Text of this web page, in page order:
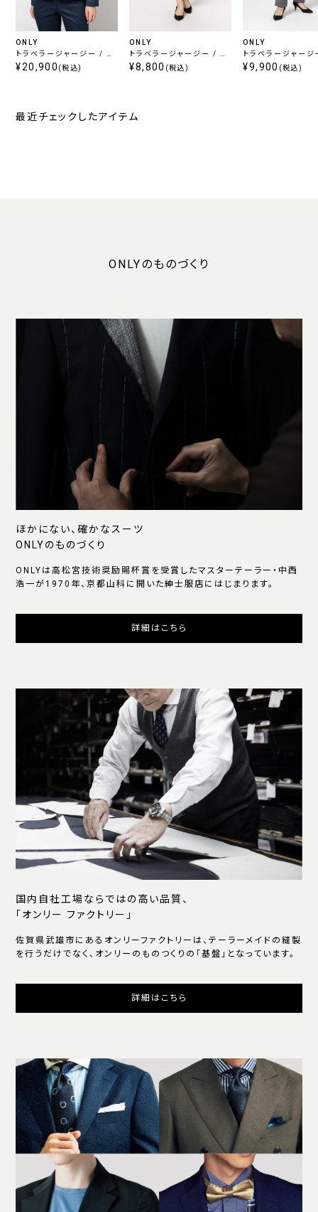
ONLY
トラベラージャージー / ジ
ャケット ネイビー チェック
¥20,900 (税込)
ONLY
トラベラージャージー / タ
イトスカート ネイビー チェ
¥8,800 (税込)
ONLY
トラベラージャー
トレートパンツ ライ
¥9,900 (税込)
最近チェックしたアイテム
ONLYのものづくり
ほかにない、確かなスーツ
ONLYのものづくり
ONLYは高松宮技術奨励賜杯賞を受賞したマスターテーラー・中西
浩一が1970年、京都山科に開いた紳士服店にはじまります。
詳細はこちら
国内自社工場ならではの高い品質、
「オンリー ファクトリー」
佐賀県武雄市にあるオンリーファクトリーは、テーラーメイドの縫製
を行うだけでなく、オンリーのものつくりの「基盤」となっています。
詳細はこちら